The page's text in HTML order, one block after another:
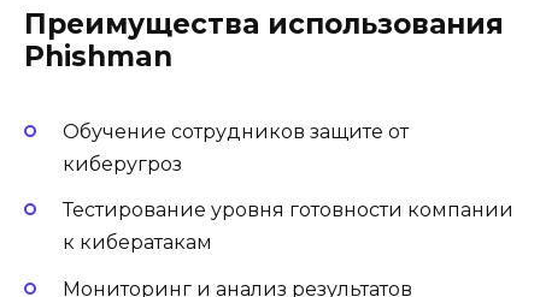
Преимущества использования
Phishman
Обучение сотрудников защите от
киберугроз
Тестирование уровня готовности компании
к кибератакам
Мониторинг и анализ результатов